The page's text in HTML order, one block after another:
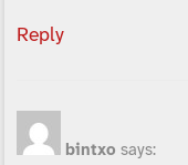
Reply
bintxo says: